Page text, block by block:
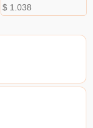
$ 1.038